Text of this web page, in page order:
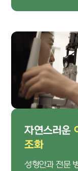
자연스러운
조화
성형안과 전문